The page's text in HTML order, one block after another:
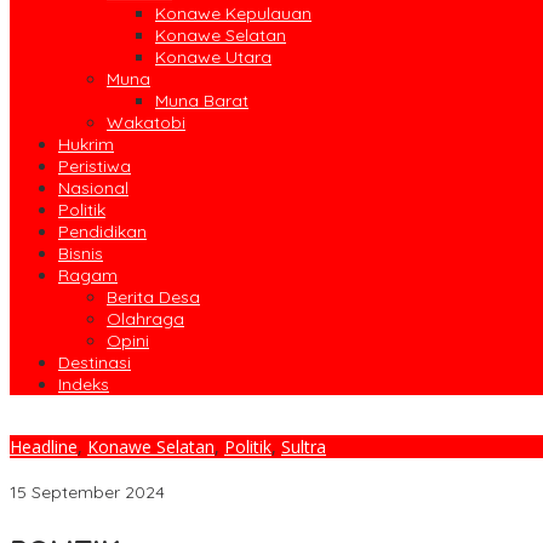
Konawe Kepulauan
Konawe Selatan
Konawe Utara
Muna
Muna Barat
Wakatobi
Hukrim
Peristiwa
Nasional
Politik
Pendidikan
Bisnis
Ragam
Berita Desa
Olahraga
Opini
Destinasi
Indeks
Headline, Konawe Selatan, Politik, Sultra
15 September 2024